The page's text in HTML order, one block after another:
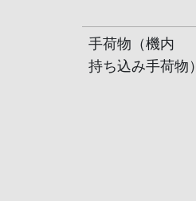
手荷物（機内
持ち込み手荷物）